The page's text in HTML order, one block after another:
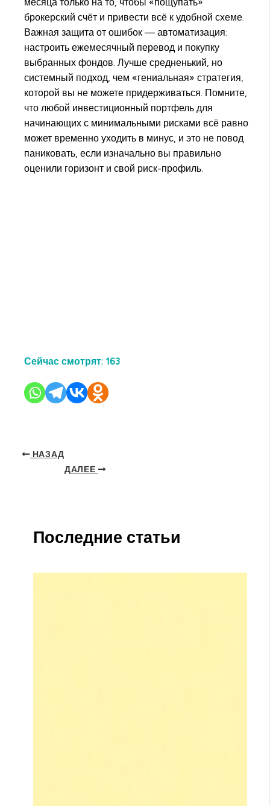
брокерский счёт и привести всё к удобной схеме.
Важная защита от ошибок — автоматизация:
настроить ежемесячный перевод и покупку
выбранных фондов. Лучше средненький, но
системный подход, чем «гениальная» стратегия,
которой вы не можете придерживаться. Помните,
что любой инвестиционный портфель для
начинающих с минимальными рисками всё равно
может временно уходить в минус, и это не повод
паниковать, если изначально вы правильно
оценили горизонт и свой риск-профиль.
Сейчас смотрят: 163
НАЗАД
ДАЛЕЕ
Последние статьи